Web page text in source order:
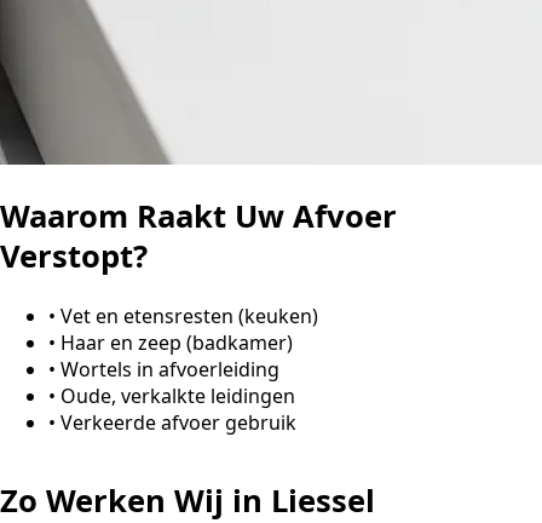
Waarom Raakt Uw Afvoer
Verstopt?
• Vet en etensresten (keuken)
• Haar en zeep (badkamer)
• Wortels in afvoerleiding
• Oude, verkalkte leidingen
• Verkeerde afvoer gebruik
Zo Werken Wij in Liessel